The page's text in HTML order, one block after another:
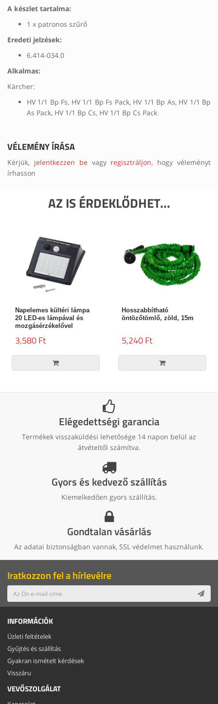
A készlet tartalma:
1 x patronos szűrő
Eredeti jelzések:
6.414-034.0
Alkalmas:
Kärcher:
HV 1/1 Bp Fs, HV 1/1 Bp Fs Pack, HV 1/1 Bp As, HV 1/1 Bp
As Pack, HV 1/1 Bp Cs, HV 1/1 Bp Cs Pack
VÉLEMÉNY ÍRÁSA
Kérjük, jelentkezzen be vagy regisztráljon, hogy véleményt
írhasson
AZ IS ÉRDEKLŐDHET...
Napelemes kültéri lámpa
20 LED-es lámpával és
mozgásérzékelővel
3,580 Ft
Hosszabbítható
öntözőtömlő, zöld, 15m
5,240 Ft
Elégedettségi garancia
Termékek visszaküldési lehetősége 14 napon belül az
átvételtől számítva.
Gyors és kedvező szállítás
Kiemelkedően gyors szállítás.
Gondtalan vásárlás
Az adatai biztonságban vannak, SSL védelmet használunk.
Iratkozzon fel a hírlevélre
INFORMÁCIÓK
Üzleti feltételek
Gyűjtés és szállítás
Gyakran ismételt kérdések
Visszáru
VEVŐSZOLGÁLAT